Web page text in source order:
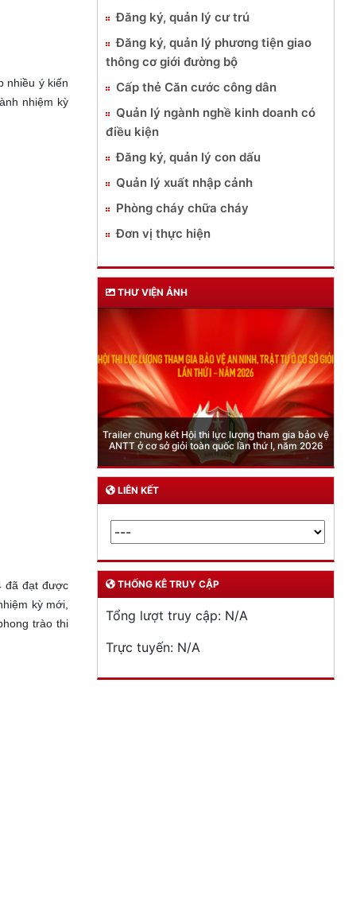
nhiều ý kiến
nhiệm kỳ
đã đạt được
kỳ mới,
trào thi
Đăng ký, quản lý cư trú
Đăng ký, quản lý phương tiện giao
thông cơ giới đường bộ
Cấp thẻ Căn cước công dân
Quản lý ngành nghề kinh doanh có
điều kiện
Đăng ký, quản lý con dấu
Quản lý xuất nhập cảnh
Phòng cháy chữa cháy
Đơn vị thực hiện
THƯ VIỆN ẢNH
Phòng Quản lý xuất nhập cảnh: Hướng dẫn những
quy định mới trong lĩnh vực xuất cảnh, nhập cảnh
của công dân việt nam từ ngày 01/7/2026
LIÊN KẾT
THỐNG KÊ TRUY CẬP
Tổng lượt truy cập: N/A
Trực tuyến: N/A